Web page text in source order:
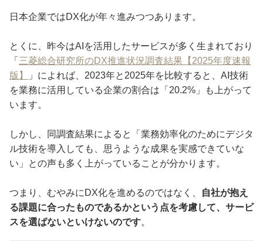
日本企業ではDX化が年々進みつつあります。
とくに、昨今はAIを活用したサービスが多く生まれており
「 三菱総合研究所のDX推進状況調査結果【2025年度速報
版】
」によれば、2023年と2025年を比較すると、AI技術
を業務に活用している企業の割合は「20.2%」も上がって
います。
しかし、同調査結果によると「業務効率化のためにデジタ
ル技術を導入しても、思うような成果を実感できていな
い」との声も多く上がっていることが分かります。
つまり、むやみにDX化を進めるのではなく、
自社が抱え
る課題に合ったものであるかという点を考慮して、サービ
スを選ばないといけないのです。